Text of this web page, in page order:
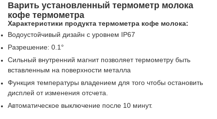
Варить установленный термометр молока
кофе термометра
Характеристики продукта термометра кофе молока:
Водоустойчивый дизайн с уровнем IP67
Разрешение: 0.1°
Сильный внутренний магнит позволяет термометру быть
вставленным на поверхности металла
Функция температуры владением для того чтобы остановить
дисплей от изменения отсчета.
Автоматическое выключение после 10 минут.